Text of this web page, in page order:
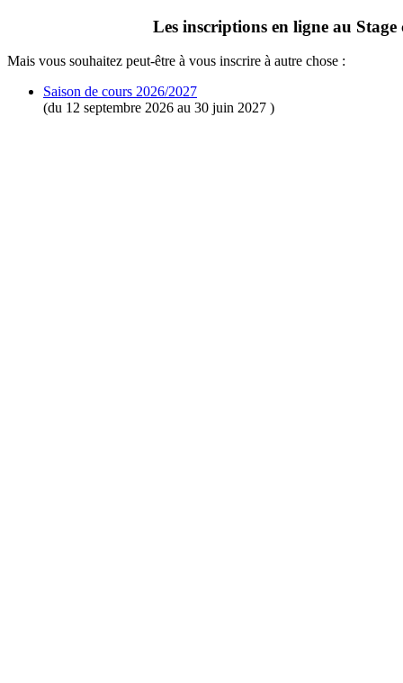
Les inscriptions en ligne au
Mais vous souhaitez peut-être à vous inscrire à autre chose :
Saison de cours 2026/2027
(du 12 septembre 2026 au 30 juin 2027 )